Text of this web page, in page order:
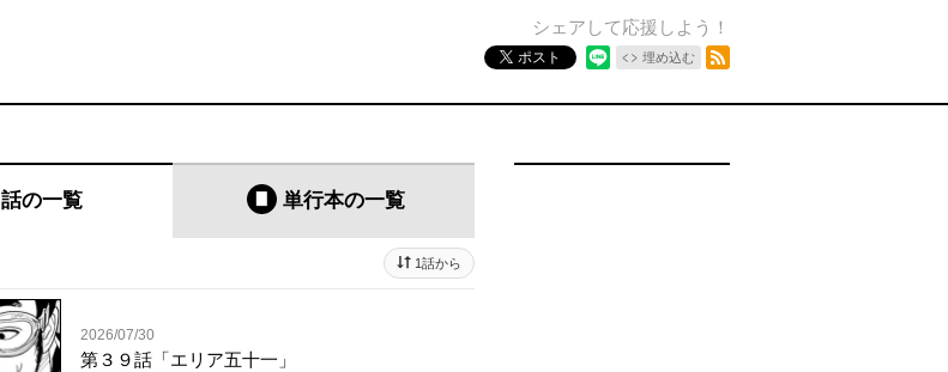
シェアして応援しよう！
ポスト 埋め込む
話の一覧 単行本の一覧
1話から
2026/07/30
第３９話「エリア五十一」